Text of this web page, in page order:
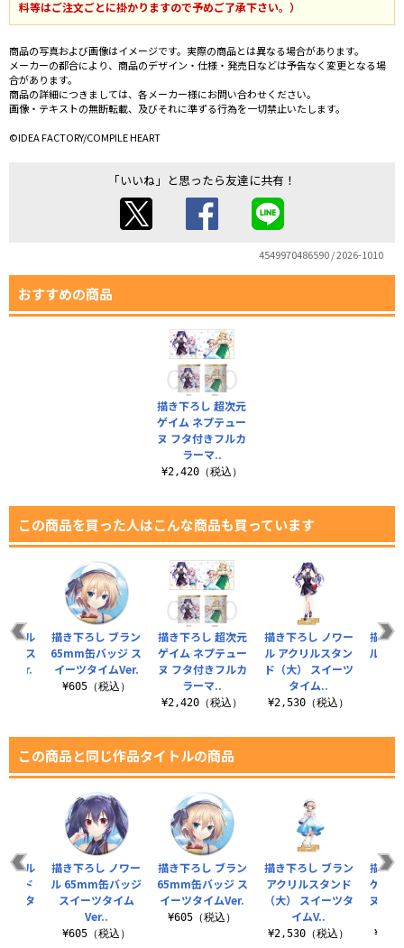
料等はご注文ごとに掛かりますので予めご了承下さい。）
商品の写真および画像はイメージです。実際の商品とは異なる場合があります。
メーカーの都合により、商品のデザイン・仕様・発売日などは予告なく変更となる場
合があります。
商品の詳細につきましては、各メーカー様にお問い合わせください。
画像・テキストの無断転載、及びそれに準ずる行為を一切禁止いたします。
©IDEA FACTORY/COMPILE HEART
「いいね」と思ったら友達に共有！
4549970486590 / 2026-1010
おすすめの商品
描き下ろし 超次元
ゲイム ネプテュー
ヌ フタ付きフルカ
ラーマ..
¥2,420（税込）
この商品を買った人はこんな商品も買っています
描き下ろし 超次元
ゲイム ネプテュー
ヌ フタ付きフルカ
ラーマ..
¥2,420（税込）
描き下ろし ノワー
ル アクリルスタン
ド（大） スイーツ
タイム..
¥2,530（税込）
描き
ル
ール
ジ ス
Ver.
描き下ろし ブラン
65mm缶バッジ ス
イーツタイムVer.
¥605（税込）
この商品と同じ作品タイトルの商品
描き下ろし ブラン
65mm缶バッジ ス
イーツタイムVer.
¥605（税込）
描き下ろし ブラン
アクリルスタンド
（大） スイーツタ
イムV..
¥2,530（税込）
描き
ゲイ
ヌ F6
ール
ンド
ツタ
描き下ろし ノワー
ル 65mm缶バッジ
スイーツタイム
Ver..
¥605（税込）